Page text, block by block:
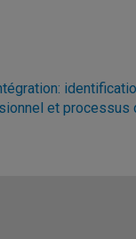
et processus